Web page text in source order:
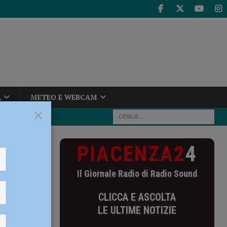
METEO E WEBCAM
al
PIACENZA24
Il Giornale Radio di Radio Sound
CLICCA E ASCOLTA
LE ULTIME NOTIZIE
×